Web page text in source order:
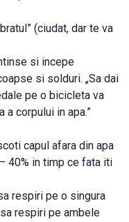
(ciudat, dar te va
si incepe
si solduri. „Sa dai
pe o bicicleta va
corpului in apa.”
capul afara din apa
40% in timp ce fata iti
respiri pe o singura
respiri pe ambele